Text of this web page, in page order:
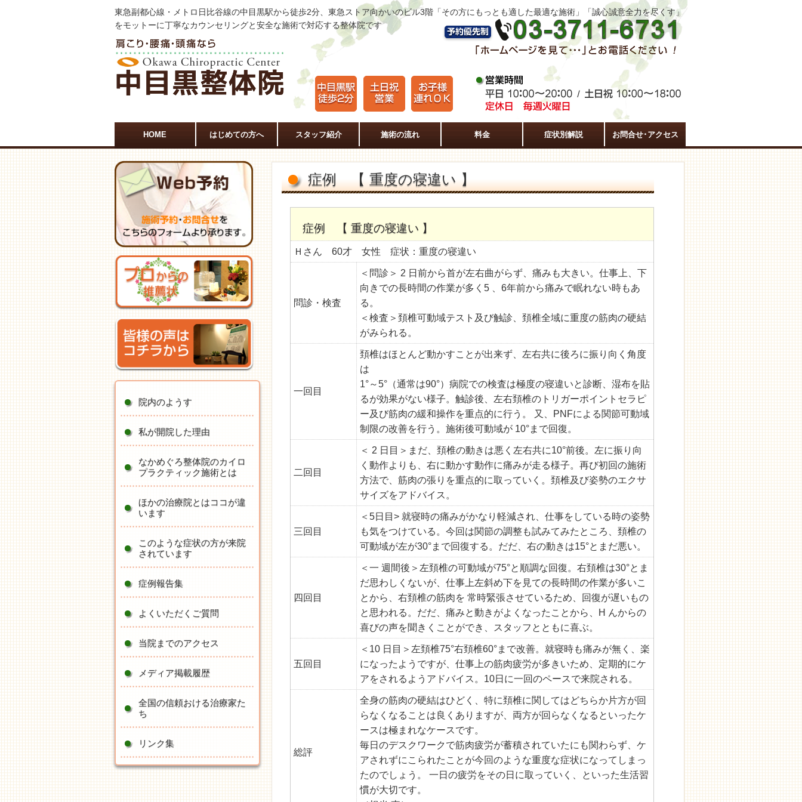
東急副都心線・メトロ日比谷線の中目黒駅から徒歩2分、東急ストア向かいのビル3階「その方にもっとも適した最適な施術」「誠心誠意全力を尽くす」
をモットーに丁寧なカウンセリングと安全な施術で対応する整体院です
HOME はじめての方へ スタッフ紹介 施術の流れ 料金 症状別解説 お問合せ･アクセス
症例 【 重度の寝違い 】
症例 【 重度の寝違い 】
Ｈさん 60才 女性 症状：重度の寝違い
問診・検査
＜問診＞ 2 日前から首が左右曲がらず、痛みも大きい。仕事上、下
向きでの長時間の作業が多く5 、6年前から痛みで眠れない時もあ
る。
＜検査＞頚椎可動域テスト及び触診、頚椎全域に重度の筋肉の硬結
がみられる。
一回目
頚椎はほとんど動かすことが出来ず、左右共に後ろに振り向く角度
は
1°～5°（通常は90°）病院での検査は極度の寝違いと診断、湿布を貼
るが効果がない様子。触診後、左右頚椎のトリガーポイントセラピ
ー及び筋肉の緩和操作を重点的に行う。 又、PNFによる関節可動域
制限の改善を行う。施術後可動域が 10°まで回復。
二回目
＜ 2 日目＞まだ、頚椎の動きは悪く左右共に10°前後。左に振り向
く動作よりも、右に動かす動作に痛みが走る様子。再び初回の施術
方法で、筋肉の張りを重点的に取っていく。頚椎及び姿勢のエクサ
サイズをアドバイス。
三回目
＜5日目> 就寝時の痛みがかなり軽減され、仕事をしている時の姿勢
も気をつけている。今回は関節の調整も試みてみたところ、頚椎の
可動域が左が30°まで回復する。だだ、右の動きは15°とまだ悪い。
四回目
＜一 週間後＞左頚椎の可動域が75°と順調な回復。右頚椎は30°とま
だ思わしくないが、仕事上左斜め下を見ての長時間の作業が多いこ
とから、右頚椎の筋肉を 常時緊張させているため、回復が遅いもの
と思われる。だだ、痛みと動きがよくなったことから、H んからの
喜びの声を聞きくことができ、スタッフとともに喜ぶ。
五回目
＜10 日目＞左頚椎75°右頚椎60°まで改善。就寝時も痛みが無く、楽
になったようですが、仕事上の筋肉疲労が多きいため、定期的にケ
アをされるようアドバイス。10日に一回のペースで来院される。
総評
全身の筋肉の硬結はひどく、特に頚椎に関してはどちらか片方が回
らなくなることは良くありますが、両方が回らなくなるといったケ
ースは極まれなケースです。
毎日のデスクワークで筋肉疲労が蓄積されていたにも関わらず、ケ
アされずにこられたことが今回のような重度な症状になってしまっ
たのでしょう。 一日の疲労をその日に取っていく、といった生活習
慣が大切です。
院内のようす
私が開院した理由
なかめぐろ整体院のカイロ
プラクティック施術とは
ほかの治療院とはココが違
います
このような症状の方が来院
されています
症例報告集
よくいただくご質問
当院までのアクセス
メディア掲載履歴
全国の信頼おける治療家た
ち
リンク集